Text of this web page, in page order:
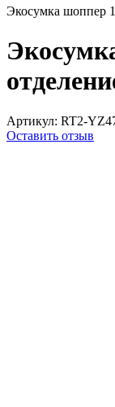
Экосумка шоппер
Артикул: RT2-
Оставить отзыв